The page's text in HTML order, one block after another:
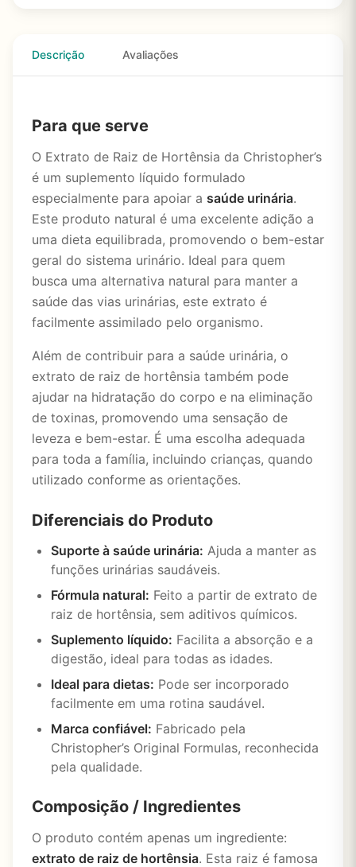
Descrição Avaliações
Para que serve
O Extrato de Raiz de Hortênsia da Christopher’s
é um suplemento líquido formulado
especialmente para apoiar a saúde urinária.
Este produto natural é uma excelente adição a
uma dieta equilibrada, promovendo o bem-estar
geral do sistema urinário. Ideal para quem
busca uma alternativa natural para manter a
saúde das vias urinárias, este extrato é
facilmente assimilado pelo organismo.
Além de contribuir para a saúde urinária, o
extrato de raiz de hortênsia também pode
ajudar na hidratação do corpo e na eliminação
de toxinas, promovendo uma sensação de
leveza e bem-estar. É uma escolha adequada
para toda a família, incluindo crianças, quando
utilizado conforme as orientações.
Diferenciais do Produto
Suporte à saúde urinária: Ajuda a manter as
funções urinárias saudáveis.
Fórmula natural: Feito a partir de extrato de
raiz de hortênsia, sem aditivos químicos.
Suplemento líquido: Facilita a absorção e a
digestão, ideal para todas as idades.
Ideal para dietas: Pode ser incorporado
facilmente em uma rotina saudável.
Marca confiável: Fabricado pela
Christopher’s Original Formulas, reconhecida
pela qualidade.
Composição / Ingredientes
O produto contém apenas um ingrediente:
extrato de raiz de hortênsia. Esta raiz é famosa